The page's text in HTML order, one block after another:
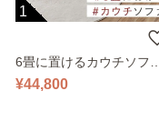
1
6畳に置けるカウチソファ
｜ベージュ
¥44,800